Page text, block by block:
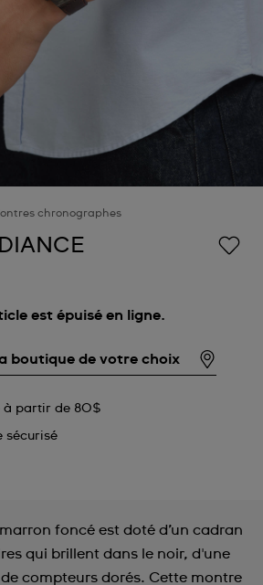
chronographes
est épuisé en ligne.
boutique de votre choix
à partir de 80$
sécurisé
foncé est doté d’un cadran
qui brillent dans le noir, d'une
compteurs dorés. Cette montre